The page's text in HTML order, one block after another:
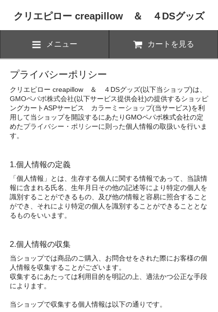
クリエピロー creapillow ＆ ４DSグッズ
メニュー カートを見る
プライバシーポリシー
クリエピロー creapillow ＆ ４DSグッズ(以下当ショップ)は、
GMOペパボ株式会社(以下サービス提供会社)の提供するショッピ
ングカートASPサービス カラーミーショップ(当サービス)を利
用して当ショップを開設するにあたりGMOペパボ株式会社の定
めたプライバシー・ポリシーに則った個人情報の取扱いを行いま
す。
1.個人情報の定義
「個人情報」とは、生存する個人に関する情報であって、当該情
報に含まれる氏名、生年月日その他の記述等により特定の個人を
識別することができるもの、及び他の情報と容易に照合すること
ができ、それにより特定の個人を識別することができることとな
るものをいいます。
2.個人情報の収集
当ショップでは商品のご購入、お問合せをされた際にお客様の個
人情報を収集することがございます。
収集するにあたっては利用目的を明記の上、適法かつ公正な手段
によります。
当ショップで収集する個人情報は以下の通りです。